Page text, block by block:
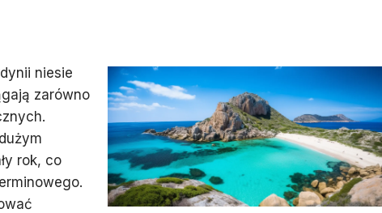
niesie
zarówno
rok, co